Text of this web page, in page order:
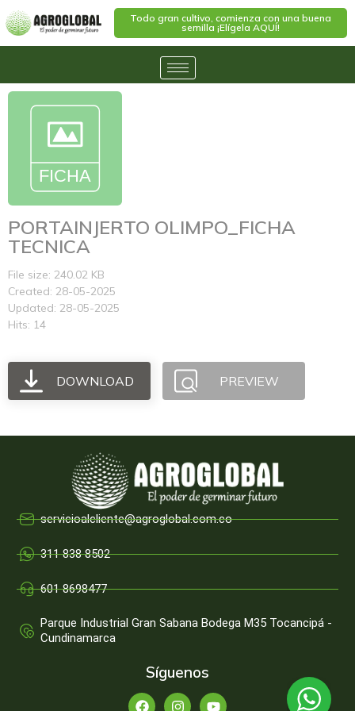
Todo gran cultivo, comienza con una buena
semilla ¡Elígela AQUÍ!
PORTAINJERTO OLIMPO_FICHA
TECNICA
File size: 240.02 KB
Created: 28-05-2025
Updated: 28-05-2025
Hits: 14
DOWNLOAD PREVIEW
servicioalcliente@agroglobal.com.co
311 838 8502
601 8698477
Parque Industrial Gran Sabana Bodega M35 Tocancipá -
Cundinamarca
Síguenos